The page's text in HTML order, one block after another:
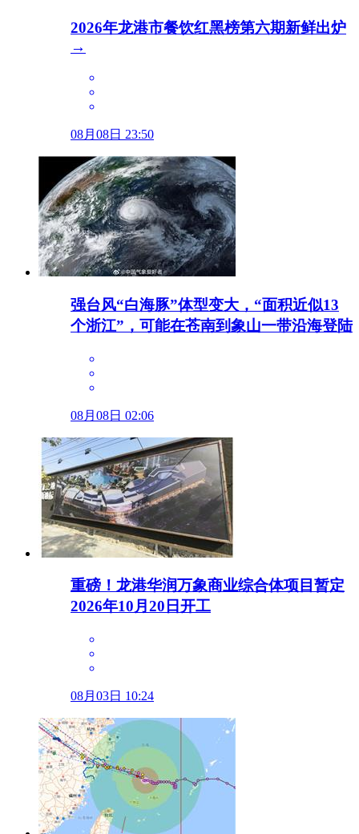
2026年龙港市餐饮红黑榜第六期新鲜出炉
→
08月08日 23:50
强台风“白海豚”体型变大，“面积近似13
个浙江”，可能在苍南到象山一带沿海登陆
08月08日 02:06
重磅！龙港华润万象商业综合体项目暂定
2026年10月20日开工
08月03日 10:24